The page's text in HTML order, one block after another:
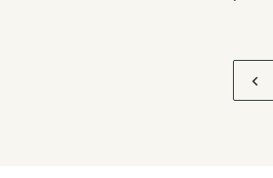
